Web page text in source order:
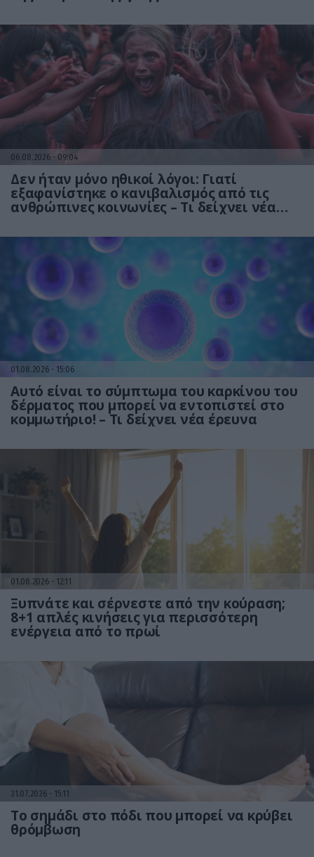
06.08.2026 09:04
Δεν ήταν μόνο ηθικοί λόγοι: Γιατί
εξαφανίστηκε ο κανιβαλισμός από τις
ανθρώπινες κοινωνίες – Τι δείχνει νέα
01.08.2026 15:06
Αυτό είναι το σύμπτωμα του καρκίνου του
δέρματος που μπορεί να εντοπιστεί στο
κομμωτήριο! – Τι δείχνει νέα έρευνα
01.08.2026 12:11
Ξυπνάτε και σέρνεστε από την κούραση;
8+1 απλές κινήσεις για περισσότερη
ενέργεια από το πρωί
31.07.2026 15:11
Το σημάδι στο πόδι που μπορεί να κρύβει
θρόμβωση